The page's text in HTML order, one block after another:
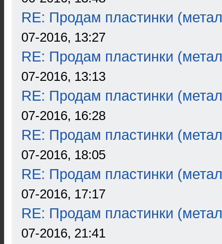
RE: Продам пластинки
07-2016, 13:27
RE: Продам пластинки
07-2016, 13:13
RE: Продам пластинки
07-2016, 16:28
RE: Продам пластинки
07-2016, 18:05
RE: Продам пластинки
07-2016, 17:17
RE: Продам пластинки
07-2016, 21:41